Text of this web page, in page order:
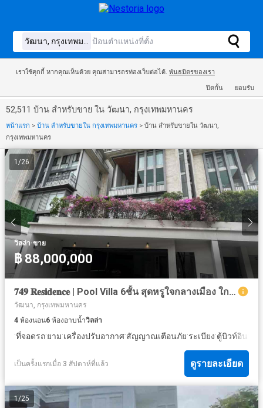
เราใช้คุกกี้ หากคุณเห็นด้วย คุณสามารถรท่องเว็บต่อได้. พันธมิตรของเรา
ปิดกั้น ยอมรับ
52,511 บ้าน สำหรับขาย ใน วัฒนา, กรุงเทพมหานคร
หน้าแรก > บ้าน สำหรับขายใน กรุงเทพมหานคร > บ้าน สำหรับขายใน วัฒนา,
กรุงเทพมหานคร
1 /26
วิลล่า·ขาย
฿ 88,000,000
𝟕𝟒𝟗 𝐑𝐞𝐬𝐢𝐝𝐞𝐧𝐜𝐞 | Pool Villa 6ชั้น สุดหรูใจกลางเมือง ใกล้สถานีรถไฟฟ้า BTS พร้อมพงษ์ | สุขุมวิท 49/1 ขนาพ 457.50 ตรม ▪️4 ห้องนอน | 5 ห้องน้ำ ▪️มีลิฟท์ส่
วัฒนา, กรุงเทพมหานคร
4 ห้องนอน6 ห้องอาบน้ำวิลล่า
·ที่จอดรถ·ยาม·เครื่องปรับอากาศ·สัญญาณเตือนภัย·ระเบียง·ตู้บิวท์อิน
เป็นครั้งแรกเมื่อ 3 สัปดาห์ที่แล้ว ดูรายละเอียด
1 /25